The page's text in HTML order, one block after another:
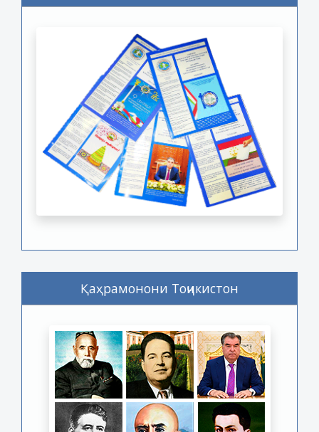
Қаҳрамонони Тоҷикистон